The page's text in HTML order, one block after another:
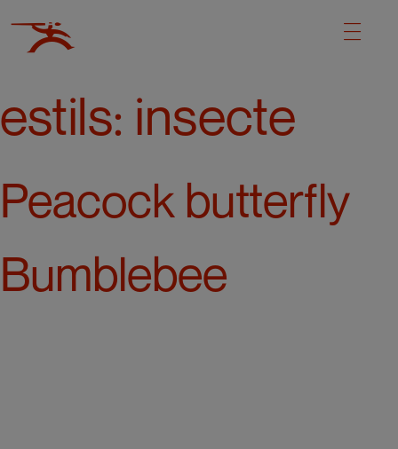
estils: insecte
Peacock butterfly
Bumblebee